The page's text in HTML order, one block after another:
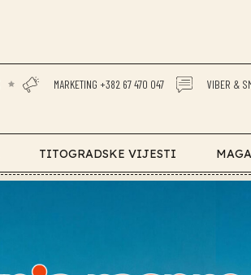
MARKETING +382 67 470 047 VIBER &
TITOGRADSKE VIJESTI